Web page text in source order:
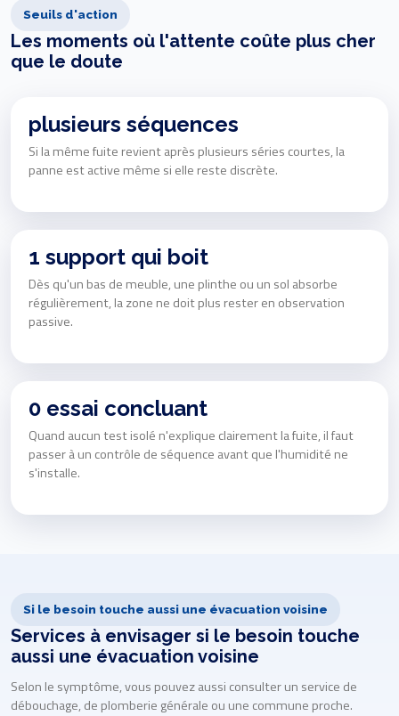
Seuils d'action
Les moments où l'attente coûte plus cher
que le doute
plusieurs séquences
Si la même fuite revient après plusieurs séries courtes, la
panne est active même si elle reste discrète.
1 support qui boit
Dès qu'un bas de meuble, une plinthe ou un sol absorbe
régulièrement, la zone ne doit plus rester en observation
passive.
0 essai concluant
Quand aucun test isolé n'explique clairement la fuite, il faut
passer à un contrôle de séquence avant que l'humidité ne
s'installe.
Si le besoin touche aussi une évacuation voisine
Services à envisager si le besoin touche
aussi une évacuation voisine
Selon le symptôme, vous pouvez aussi consulter un service de
débouchage, de plomberie générale ou une commune proche.